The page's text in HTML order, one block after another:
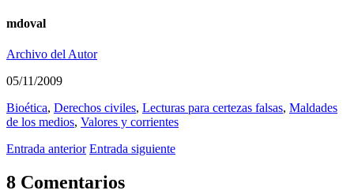
mdoval
Archivo del Autor
05/11/2009
Bioética, Derechos civiles, Lecturas para certezas falsas, Maldades
de los medios, Valores y corrientes
Entrada anterior Entrada siguiente
8 Comentarios